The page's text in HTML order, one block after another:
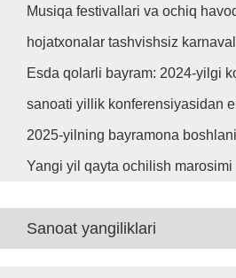
Musiqa festivallari va ochiq
hojatxonalar tashvishsiz
Esda qolarli bayram: 2024-yilgi
sanoati yillik konferensiyasidan
2025-yilning bayramona
Yangi yil qayta ochilish marosimi
Sanoat yangiliklari